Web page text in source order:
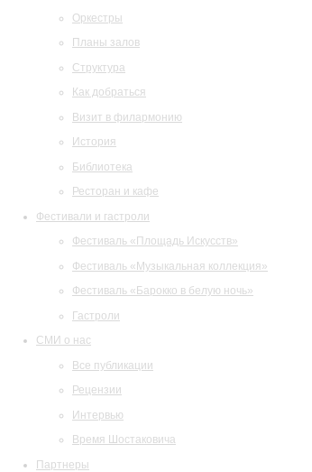
Оркестры
Планы залов
Структура
Как добраться
Визит в филармонию
История
Библиотека
Ресторан и кафе
Фестивали и гастроли
Фестиваль «Площадь Искусств»
Фестиваль «Музыкальная коллекция»
Фестиваль «Барокко в белую ночь»
Гастроли
СМИ о нас
Все публикации
Рецензии
Интервью
Время Шостаковича
Партнеры